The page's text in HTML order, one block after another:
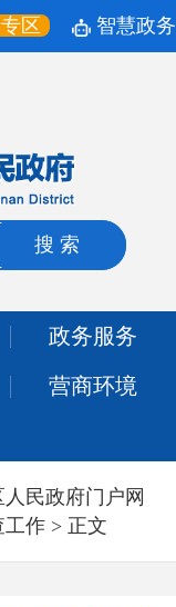
区 智慧政务
搜 索
政务服务
营商环境
民政府门户网
工作 > 正文